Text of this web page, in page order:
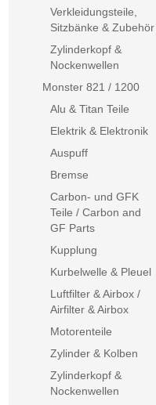
Verkleidungsteile,
Sitzbänke & Zubehör
Zylinderkopf &
Nockenwellen
Monster 821 / 1200
Alu & Titan Teile
Elektrik & Elektronik
Auspuff
Bremse
Carbon- und GFK
Teile / Carbon and
GF Parts
Kupplung
Kurbelwelle & Pleuel
Luftfilter & Airbox /
Airfilter & Airbox
Motorenteile
Zylinder & Kolben
Zylinderkopf &
Nockenwellen